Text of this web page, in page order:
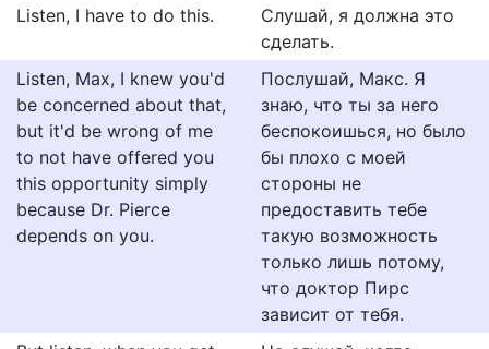
Listen, I have to do this.
Слушай, я должна это
сделать.
Listen, Max, I knew you'd
be concerned about that,
but it'd be wrong of me
to not have offered you
this opportunity simply
because Dr. Pierce
depends on you.
Послушай, Макс. Я
знаю, что ты за него
беспокоишься, но было
бы плохо с моей
стороны не
предоставить тебе
такую возможность
только лишь потому,
что доктор Пирс
зависит от тебя.